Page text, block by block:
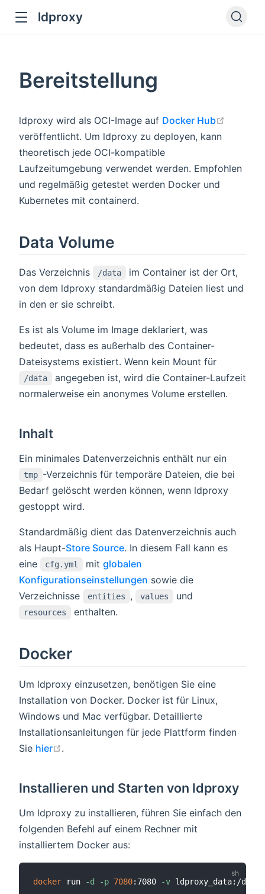
ldproxy
Bereitstellung
ldproxy wird als OCI-Image auf Docker Hub
veröffentlicht. Um ldproxy zu deployen, kann
theoretisch jede OCI-kompatible
Laufzeitumgebung verwendet werden. Empfohlen
und regelmäßig getestet werden Docker und
Kubernetes mit containerd.
Data Volume
Das Verzeichnis /data
im Container ist der Ort,
von dem ldproxy standardmäßig Dateien liest und
in den er sie schreibt.
Es ist als Volume im Image deklariert, was
bedeutet, dass es außerhalb des Container-
Dateisystems existiert. Wenn kein Mount für
/data
angegeben ist, wird die Container-Laufzeit
normalerweise ein anonymes Volume erstellen.
Inhalt
Ein minimales Datenverzeichnis enthält nur ein
tmp -Verzeichnis für temporäre Dateien, die bei
Bedarf gelöscht werden können, wenn ldproxy
gestoppt wird.
Standardmäßig dient das Datenverzeichnis auch
als Haupt-Store Source. In diesem Fall kann es
eine
cfg.yml mit globalen
Konfigurationseinstellungen sowie die
Verzeichnisse
entities , values und
resources enthalten.
Docker
Um ldproxy einzusetzen, benötigen Sie eine
Installation von Docker. Docker ist für Linux,
Windows und Mac verfügbar. Detaillierte
Installationsanleitungen für jede Plattform finden
Sie hier open in new window
.
Installieren und Starten von ldproxy
Um ldproxy zu installieren, führen Sie einfach den
folgenden Befehl auf einem Rechner mit
installiertem Docker aus:
docker run -d -p 7080:7080 -v